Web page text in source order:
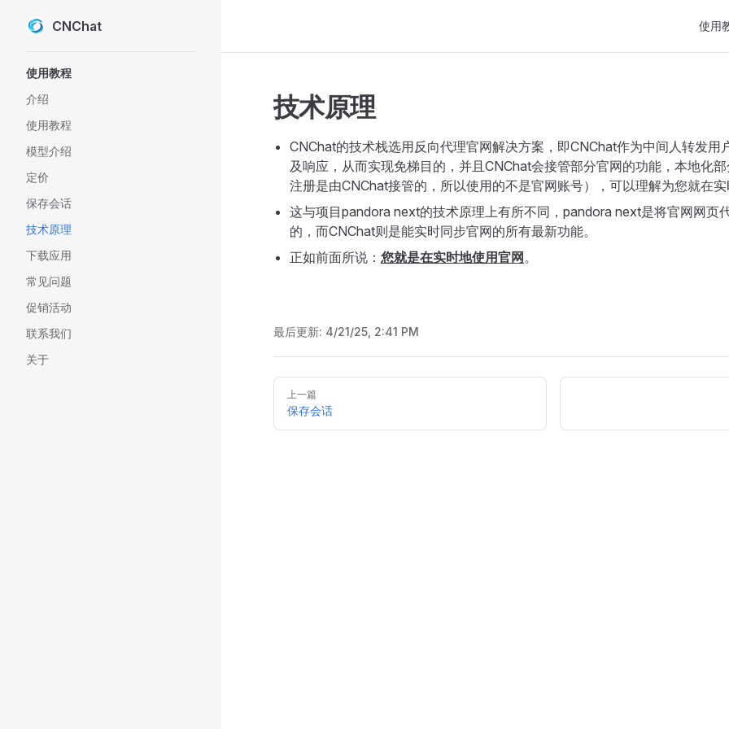
Skip to content
CNChat 使用
使用教程
介绍
使用教程
模型介绍
定价
保存会话
技术原理
下载应用
常见问题
促销活动
联系我们
关于
技术原理
CNChat的技术栈选用反向代理官网解决方案，即CNChat作为中间人转发用
及响应，从而实现免梯目的，并且CNChat会接管部分官网的功能，本地化
注册是由CNChat接管的，所以使用的不是官网账号），可以理解为您就在实
这与项目pandora next的技术原理上有所不同，pandora next是将官网网页
的，而CNChat则是能实时同步官网的所有最新功能。
正如前面所说： 您就是在实时地使用官网。
最后更新: 4/21/25, 2:41 PM
Pager
上一篇
保存会话